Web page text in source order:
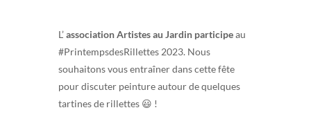
L’association Artistes au Jardin participeau
#PrintempsdesRillettes 2023. Nous
souhaitons vous entraîner dans cette fête
pour discuter peinture autour de quelques
tartines de rillettes 😃 !